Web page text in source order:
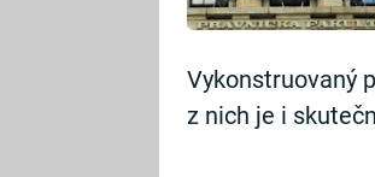
Vykonstruovaný
z nich je i